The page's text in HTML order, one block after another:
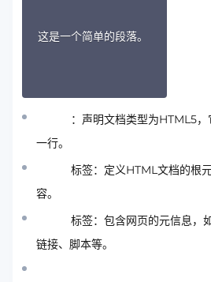
这是一个简单的段落。
：声明文档类型为HTML5
一行。
标签：定义HTML文档的根
容。
标签：包含网页的元信息，
链接、脚本等。